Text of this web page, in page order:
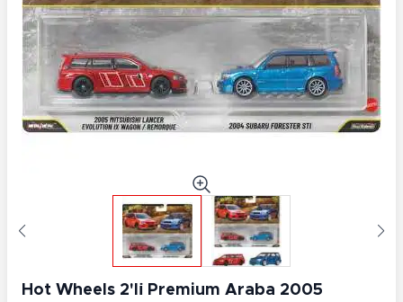
Hot Wheels 2'li̇ Premium Araba 2005